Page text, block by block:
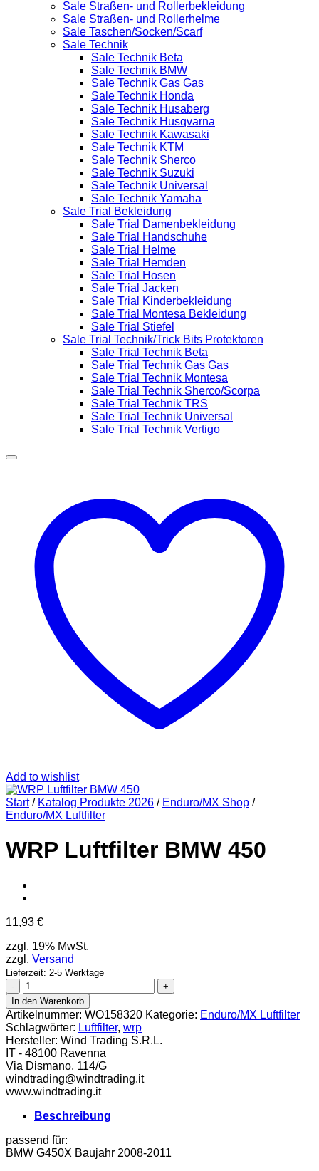
Sale Straßen- und Rollerbekleidung
Sale Straßen- und Rollerhelme
Sale Taschen/Socken/Scarf
Sale Technik
Sale Technik Beta
Sale Technik BMW
Sale Technik Gas Gas
Sale Technik Honda
Sale Technik Husaberg
Sale Technik Husqvarna
Sale Technik Kawasaki
Sale Technik KTM
Sale Technik Sherco
Sale Technik Suzuki
Sale Technik Universal
Sale Technik Yamaha
Sale Trial Bekleidung
Sale Trial Damenbekleidung
Sale Trial Handschuhe
Sale Trial Helme
Sale Trial Hemden
Sale Trial Hosen
Sale Trial Jacken
Sale Trial Kinderbekleidung
Sale Trial Montesa Bekleidung
Sale Trial Stiefel
Sale Trial Technik/Trick Bits Protektoren
Sale Trial Technik Beta
Sale Trial Technik Gas Gas
Sale Trial Technik Montesa
Sale Trial Technik Sherco/Scorpa
Sale Trial Technik TRS
Sale Trial Technik Universal
Sale Trial Technik Vertigo
Add to wishlist
Start / Katalog Produkte 2026 / Enduro/MX Shop /
Enduro/MX Luftfilter
WRP Luftfilter BMW 450
11,93 €
zzgl. 19% MwSt.
zzgl. Versand
Lieferzeit: 2-5 Werktage
WRP
Luftfilter
BMW
450
Menge
In den Warenkorb
Artikelnummer: WO158320 Kategorie: Enduro/MX Luftfilter
Schlagwörter: Luftfilter, wrp
Hersteller: Wind Trading S.R.L.
IT - 48100 Ravenna
Via Dismano, 114/G
windtrading@windtrading.it
www.windtrading.it
Beschreibung
passend für:
BMW G450X Baujahr 2008-2011